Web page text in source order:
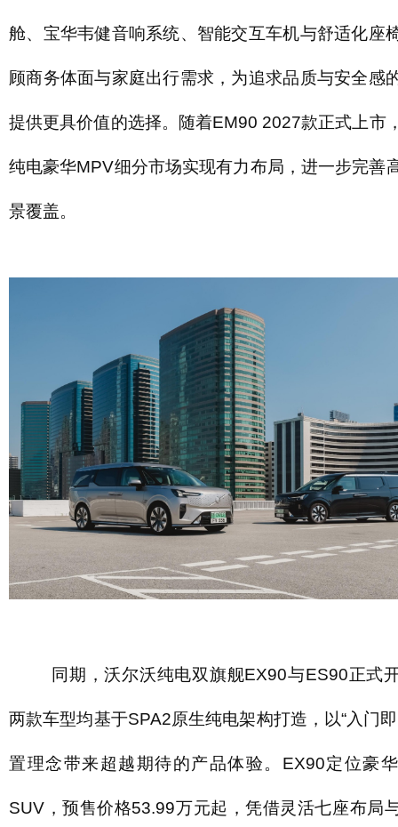
舱、宝华韦健音响系统、智能交互车机与舒适化座
顾商务体面与家庭出行需求，为追求品质与安全感
提供更具价值的选择。随着EM90 2027款正式上市
纯电豪华MPV细分市场实现有力布局，进一步完善
景覆盖。
同期，沃尔沃纯电双旗舰EX90与ES90正式
两款车型均基于SPA2原生纯电架构打造，以“入门
置理念带来超越期待的产品体验。EX90定位豪
SUV，预售价格53.99万元起，凭借灵活七座布局